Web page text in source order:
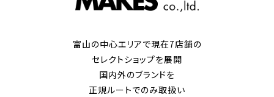
富山の中心エリアで現在7店舗の
セレクトショップを展開
国内外のブランドを
正規ルートでのみ取扱い